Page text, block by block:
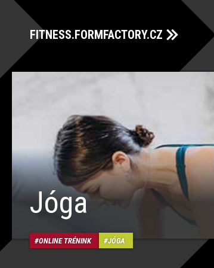
FITNESS.FORMFACTORY.CZ
Jóga
ONLINE TRÉNINK JÓGA